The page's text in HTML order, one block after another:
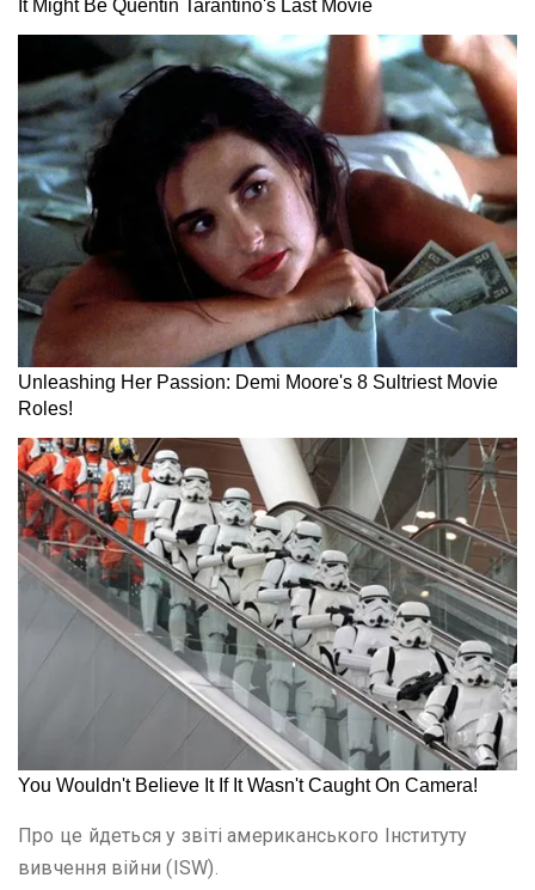
Про це йдеться у звіті американського Інституту
вивчення війни (ISW).